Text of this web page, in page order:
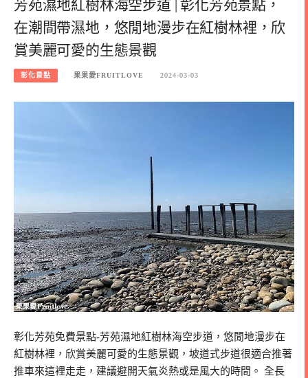
芳苑濕地紅樹林海空步道 | 彰化芳苑景點，
在潮間帶濕地，悠閒地漫步在紅樹林裡，欣
賞美麗可愛的生態景觀
彰化景點 果果愛FRUITLOVE 2024-03-03
彰化芳苑免費景點-芳苑濕地紅樹林海空步道，悠閒地漫步在
紅樹林裡，欣賞美麗可愛的生態景觀，坡道式步道很適合推著
推車來這裡走走，建議避開天氣炎熱或是風大的時間。 全長